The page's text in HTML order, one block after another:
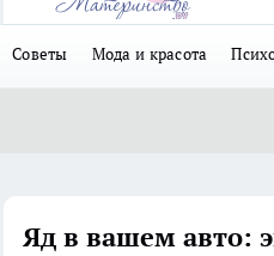
Советы Мода и красота
Яд в вашем авто: